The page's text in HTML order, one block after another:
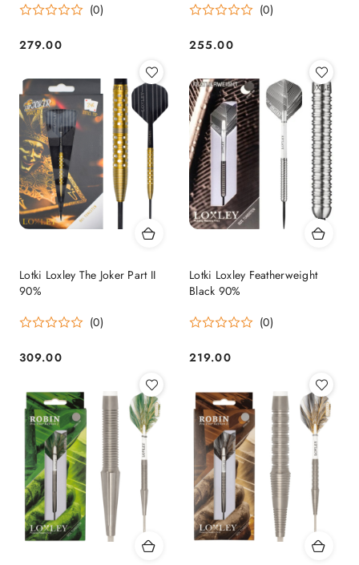
(0)
Cena:
279.00
(0)
Cena:
255.00
Lotki Loxley The Joker Part II
90%
(0)
Cena:
309.00
Lotki Loxley Featherweight
Black 90%
(0)
Cena:
219.00